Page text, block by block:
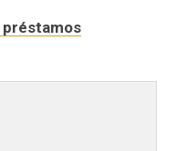
préstamos